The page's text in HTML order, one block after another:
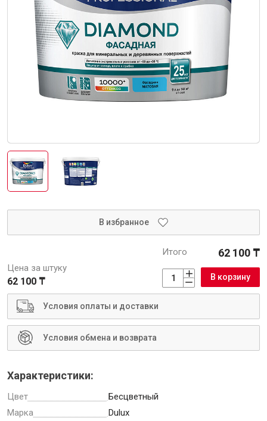
В избранное
Цена за штуку
62 100 ₸
Итого 62 100 ₸
В корзину
Условия оплаты и доставки
Условия обмена и возврата
Характеристики:
Цвет
Бесцветный
Марка
Dulux
Интерьер и отделка
Лакокрасочные материалы
Герметики
Клеи, жидкие гвозди
Обои
Инженерные системы
Водоснабжение и водоотведение
Электро-оборудование
Инструменты
Малярный инструмент
Специализированный инструмент
Пистолеты для ремонта